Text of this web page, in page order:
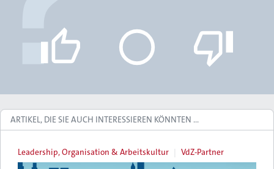
ARTIKEL, DIE SIE AUCH INTERESSIEREN KÖNNTEN …
Leadership, Organisation & Arbeitskultur VdZ-Partner